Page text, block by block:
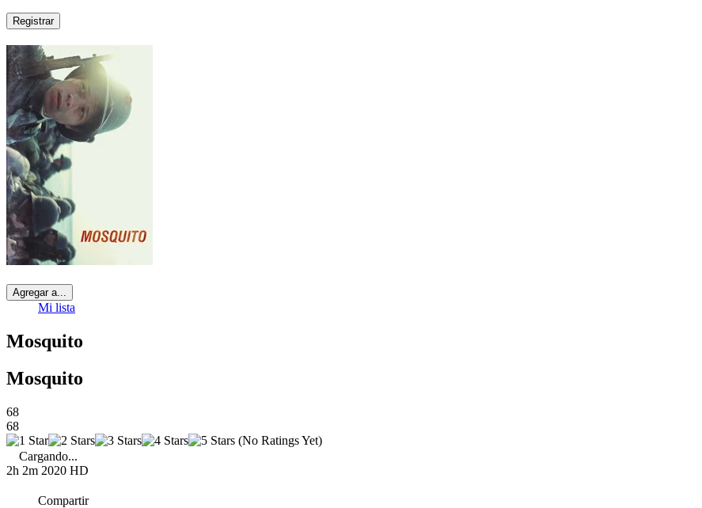
Registrar
Agregar a...
Mi lista
Mosquito
Mosquito
68
68
(No Ratings Yet)
Cargando...
2h 2m 2020 HD
Compartir